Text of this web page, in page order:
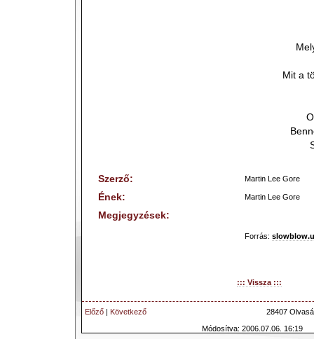
Mit a
Szerző: Martin Lee Gore
Ének: Martin Lee Gore
Megjegyzések:
Forrás:
::: Vissza :::
Előző | Következő
28407
Módosítva: 2006.07.06. 16:19